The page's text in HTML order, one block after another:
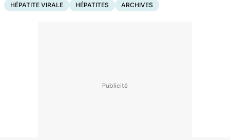
HÉPATITE VIRALE HÉPATITES ARCHIVES